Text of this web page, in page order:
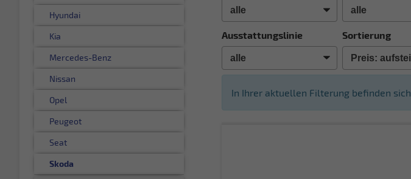
Ausstattungslinie Sortierung
In Ihrer aktuellen Filterung befinden sich
Hyundai
Kia
Mercedes-Benz
Nissan
Opel
Peugeot
Seat
Skoda